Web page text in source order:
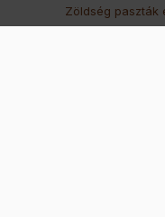
Zöldség paszták